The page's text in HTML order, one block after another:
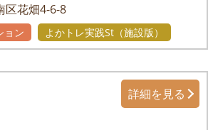
区花畑4-6-8
ョン よかトレ実践St（施設版）
詳細を見る